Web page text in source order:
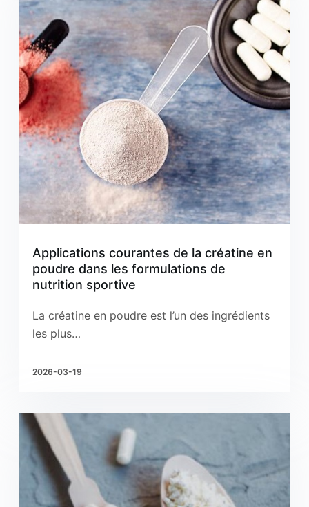
Applications courantes de la créatine en
poudre dans les formulations de
nutrition sportive
La créatine en poudre est l’un des ingrédients
les plus…
2026-03-19